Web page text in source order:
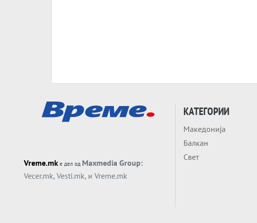
Vreme.mk е дел од Maxmedia Group:
Vecer.mk, Vesti.mk, и Vreme.mk
КАТЕГОРИИ
Македонија
Балкан
Свет